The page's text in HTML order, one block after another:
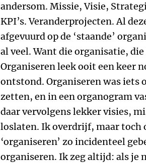
andersom. Missie, Visie,
KPI’s. Veranderprojecten. Al
afgevuurd op de ‘staande’
al veel. Want die organisatie,
Organiseren leek ooit een keer
ontstond. Organiseren was iets
zetten, en in een organogram
daar vervolgens lekker visies,
loslaten. Ik overdrijf, maar toch
‘organiseren’ zo incidenteel
organiseren. Ik zeg altijd: als je